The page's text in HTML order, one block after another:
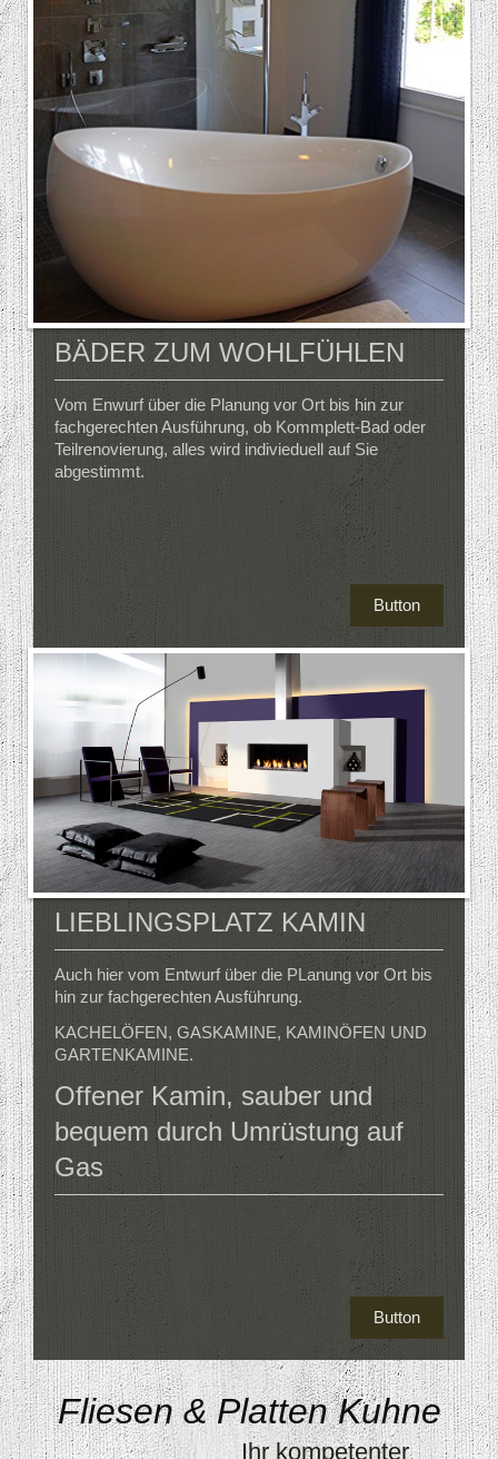
BÄDER ZUM WOHLFÜHLEN
Vom Enwurf über die Planung vor Ort bis hin zur
fachgerechten Ausführung, ob Kommplett-Bad oder
Teilrenovierung, alles wird indivieduell auf Sie
abgestimmt.
Button
LIEBLINGSPLATZ KAMIN
Auch hier vom Entwurf über die PLanung vor Ort bis
hin zur fachgerechten Ausführung.
KACHELÖFEN, GASKAMINE, KAMINÖFEN UND
GARTENKAMINE.
Offener Kamin, sauber und
bequem durch Umrüstung auf
Gas
Button
Fliesen & Platten Kuhne
Ihr kompetenter